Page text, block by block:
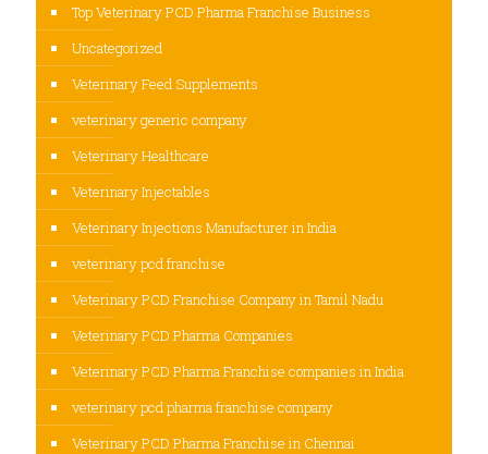
Top Veterinary PCD Pharma Franchise Business
Uncategorized
Veterinary Feed Supplements
veterinary generic company
Veterinary Healthcare
Veterinary Injectables
Veterinary Injections Manufacturer in India
veterinary pcd franchise
Veterinary PCD Franchise Company in Tamil Nadu
Veterinary PCD Pharma Companies
Veterinary PCD Pharma Franchise companies in India
veterinary pcd pharma franchise company
Veterinary PCD Pharma Franchise in Chennai